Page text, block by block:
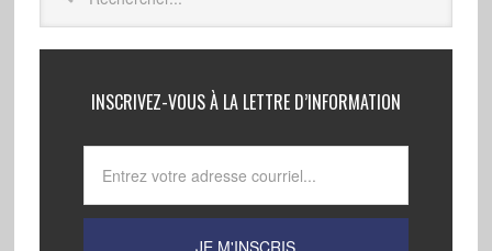
INSCRIVEZ-VOUS À LA LETTRE D’INFORMATION